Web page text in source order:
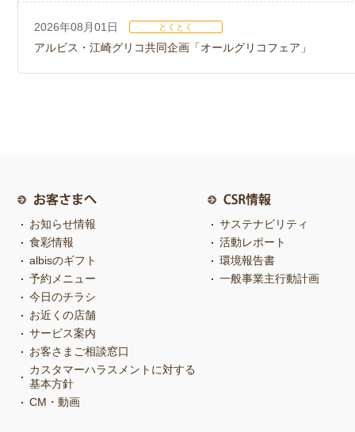
2026年08月01日 とくとく
アルビス・江崎グリコ共同企画「オールグリコフェア」
お知らせ情報
食彩情報
albisのギフト
予約メニュー
今日のチラシ
お近くの店舗
サービス案内
お客さまご相談窓口
カスタマーハラスメントに対する
基本方針
CM・動画
サステナビリティ
活動レポート
環境報告書
一般事業主行動計画